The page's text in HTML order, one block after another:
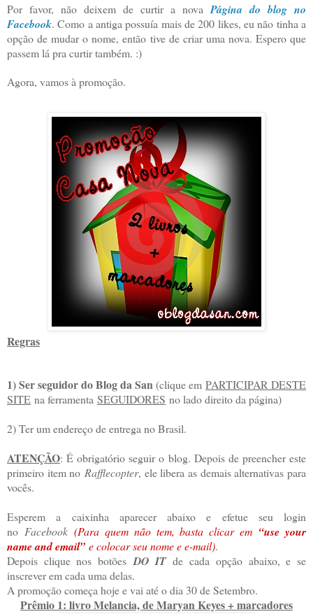
Por favor, não deixem de curtir a nova Página do blog no
Facebook. Como a antiga possuía mais de 200 likes, eu não tinha a
opção de mudar o nome, então tive de criar uma nova. Espero que
passem lá pra curtir também. :)
Agora, vamos à promoção.
Regras
1) Ser seguidor do Blog da San(clique em PARTICIPAR DESTE
SITE na ferramenta SEGUIDORES no lado direito da página)
2) Ter um endereço de entrega no Brasil.
ATENÇÃO: É obrigatório seguir o blog. Depois de preencher este
primeiro item no Rafflecopter, ele libera as demais alternativas para
vocês.
Esperem a caixinha aparecer abaixo e efetue seu login
no Facebook (Para quem não tem, basta clicar em “use your
name and email” e colocar seu nome e e-mail).
Depois clique nos botões DO IT de cada opção abaixo, e se
inscrever em cada uma delas.
A promoção começa hoje e vai até o dia 30 de Setembro.
Prêmio 1: livro Melancia, de Maryan Keyes + marcadores